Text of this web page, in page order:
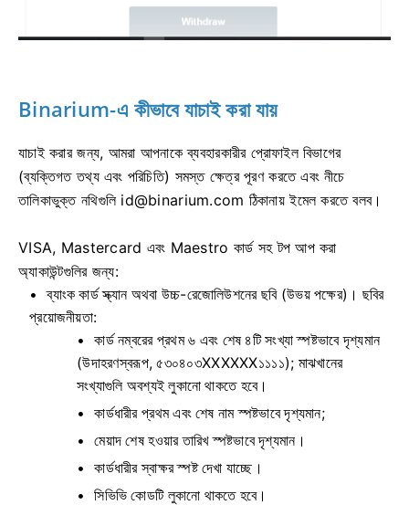
Binarium-এ কীভাবে যাচাই করা যায়
যাচাই করার জন্য, আমরা আপনাকে ব্যবহারকারীর প্রোফাইল বিভাগের
(ব্যক্তিগত তথ্য এবং পরিচিতি) সমস্ত ক্ষেত্র পূরণ করতে এবং নীচে
তালিকাভুক্ত নথিগুলি id@binarium.com ঠিকানায় ইমেল করতে বলব।
VISA, Mastercard এবং Maestro কার্ড সহ টপ আপ করা
অ্যাকাউন্টগুলির জন্য:
ব্যাংক কার্ড স্ক্যান অথবা উচ্চ-রেজোলিউশনের ছবি (উভয় পক্ষের)। ছবির
প্রয়োজনীয়তা:
কার্ড নম্বরের প্রথম ৬ এবং শেষ ৪টি সংখ্যা স্পষ্টভাবে দৃশ্যমান
(উদাহরণস্বরূপ, ৫৩০৪০৩XXXXXX১১১১); মাঝখানের
সংখ্যাগুলি অবশ্যই লুকানো থাকতে হবে।
কার্ডধারীর প্রথম এবং শেষ নাম স্পষ্টভাবে দৃশ্যমান;
মেয়াদ শেষ হওয়ার তারিখ স্পষ্টভাবে দৃশ্যমান।
কার্ডধারীর স্বাক্ষর স্পষ্ট দেখা যাচ্ছে।
সিভিভি কোডটি লুকানো থাকতে হবে।